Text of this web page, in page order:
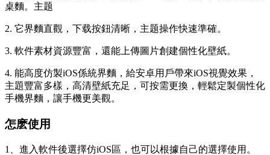
桌麵。主题
2. 它界麵直觀，下载按鈕清晰，主题操作快速準確。
3. 軟件素材資源豐富，還能上傳圖片創建個性化壁紙。
4. 能高度仿製iOS係統界麵，給安卓用戶帶來iOS視覺效果，
主題豐富多樣，高清壁紙充足，可按需更換，輕鬆定製個性化
手機界麵，讓手機更美觀。
怎麽使用
1、進入軟件後選擇仿iOS區，也可以根據自己的選擇使用。